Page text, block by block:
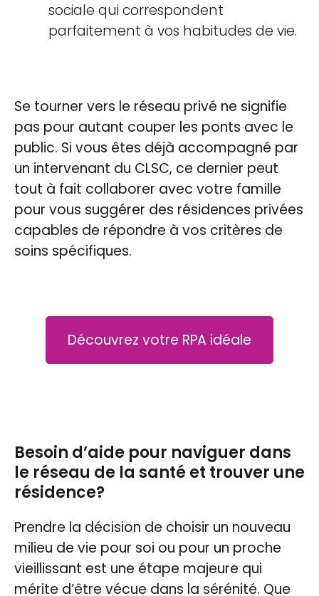
sociale qui correspondent
parfaitement à vos habitudes de vie.
Se tourner vers le réseau privé ne signifie
pas pour autant couper les ponts avec le
public. Si vous êtes déjà accompagné par
un intervenant du CLSC, ce dernier peut
tout à fait collaborer avec votre famille
pour vous suggérer des résidences privées
capables de répondre à vos critères de
soins spécifiques.
Découvrez votre RPA idéale
Besoin d’aide pour naviguer dans
le réseau de la santé et trouver une
résidence?
Prendre la décision de choisir un nouveau
milieu de vie pour soi ou pour un proche
vieillissant est une étape majeure qui
mérite d’être vécue dans la sérénité. Que